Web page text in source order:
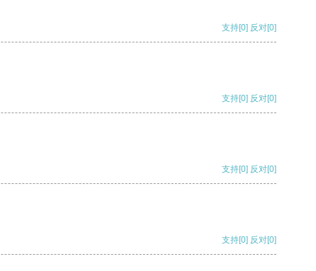
支持[0] 反对[0]
支持[0] 反对[0]
支持[0] 反对[0]
支持[0] 反对[0]